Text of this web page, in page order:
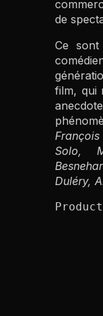
de
Ce sont
film, qui
Solo,
Duléry,